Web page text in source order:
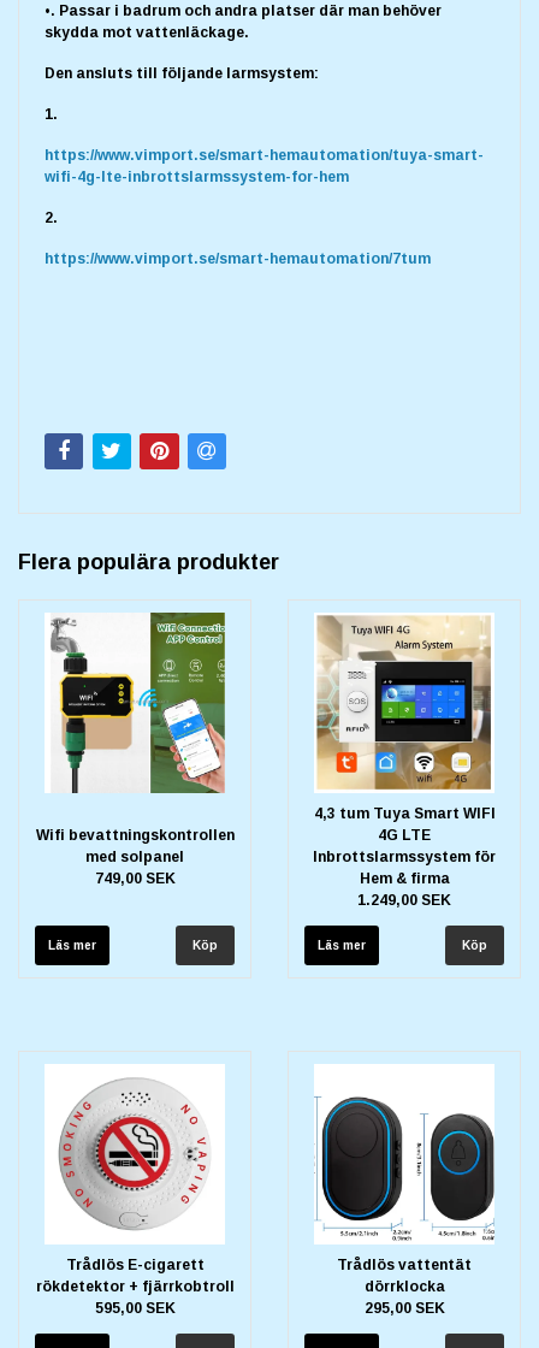
•. Passar i badrum och andra platser där man behöver
skydda mot vattenläckage.
Den ansluts till följande larmsystem:
1.
https://www.vimport.se/smart-hemautomation/tuya-smart-
wifi-4g-lte-inbrottslarmssystem-for-hem
2.
https://www.vimport.se/smart-hemautomation/7tum
Flera populära produkter
Wifi bevattningskontrollen
med solpanel
749,00 SEK
Läs mer
4,3 tum Tuya Smart WIFI
4G LTE
Inbrottslarmssystem för
Hem & firma
1.249,00 SEK
Läs mer
Trådlös E-cigarett
rökdetektor + fjärrkobtroll
595,00 SEK
Trådlös vattentät
dörrklocka
295,00 SEK